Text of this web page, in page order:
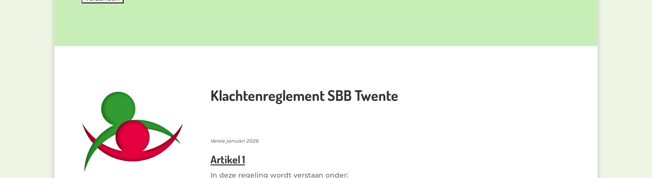
Klachtenreglement SBB Twente
Versie januari 2026
Artikel 1
In deze regeling wordt verstaan onder: